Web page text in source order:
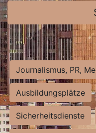
Journalismus, PR,
Ausbildungsplätze
Sicherheitsdienste